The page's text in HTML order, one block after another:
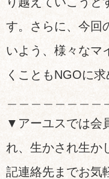
す。さらに、今回
いよう、様々なマ
くこともNGOに
＿＿＿＿＿＿＿
▼アーユスでは会
れ、生かされ生か
記連絡先までお気